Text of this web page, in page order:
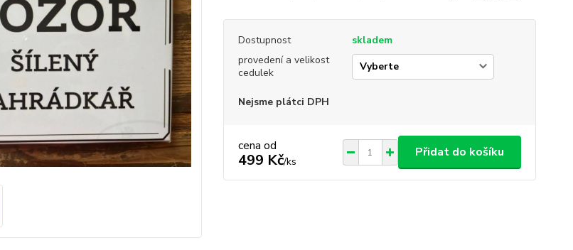
Dostupnost
skladem
provedení a velikost
cedulek
Nejsme plátci DPH
cena od
499 Kč/ks
Přidat do košíku